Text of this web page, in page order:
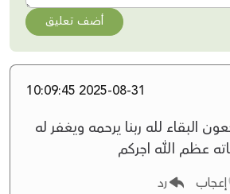
أضف تعليق
2025-08-31 10:09:45
البقاء لله ربنا يرحمه ويغفر له
عظم الله اجركم
إعجاب رد